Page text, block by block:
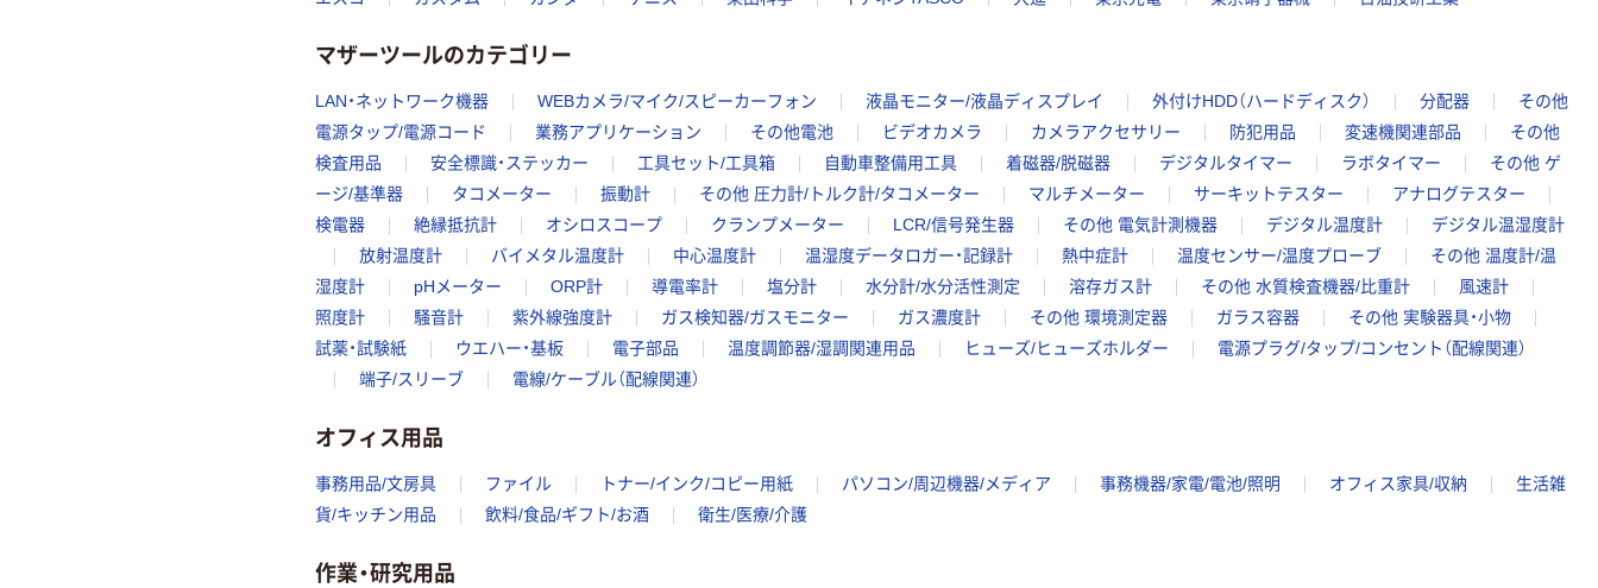
マザーツールのカテゴリー
LAN・ネットワーク機器 WEBカメラ/マイク/スピーカーフォン 液晶モニター/液晶ディスプレイ 外付けHDD（ハードディスク） 分配器
その他
電源タップ/電源コード
業務アプリケーション その他電池 ビデオカメラ カメラアクセサリー 防犯用品 変速機関連部品
その他
検査用品
安全標識・ステッカー 工具セット/工具箱 自動車整備用工具 着磁器/脱磁器 デジタルタイマー ラボタイマー
その他 ゲ
ージ/基準器
タコメーター 振動計 その他 圧力計/トルク計/タコメーター マルチメーター サーキットテスター
アナログテスター
検電器
絶縁抵抗計 オシロスコープ クランプメーター LCR/信号発生器 その他 電気計測機器 デジタル温度計
デジタル温湿度計
放射温度計
バイメタル温度計 中心温度計 温湿度データロガー・記録計 熱中症計 温度センサー/温度プローブ
その他 温度計/温
湿度計
pHメーター ORP計 導電率計 塩分計 水分計/水分活性測定 溶存ガス計 その他 水質検査機器/比重計
風速計
照度計
騒音計 紫外線強度計 ガス検知器/ガスモニター ガス濃度計 その他 環境測定器 ガラス容器
その他 実験器具・小物
試薬・試験紙
ウエハー・基板 電子部品 温度調節器/湿調関連用品 ヒューズ/ヒューズホルダー
電源プラグ/タップ/コンセント（配線関連）
端子/スリーブ
電線/ケーブル（配線関連）
オフィス用品
事務用品/文房具 ファイル トナー/インク/コピー用紙 パソコン/周辺機器/メディア 事務機器/家電/電池/照明 オフィス家具/収納
生活雑
貨/キッチン用品
飲料/食品/ギフト/お酒 衛生/医療/介護
作業・研究用品